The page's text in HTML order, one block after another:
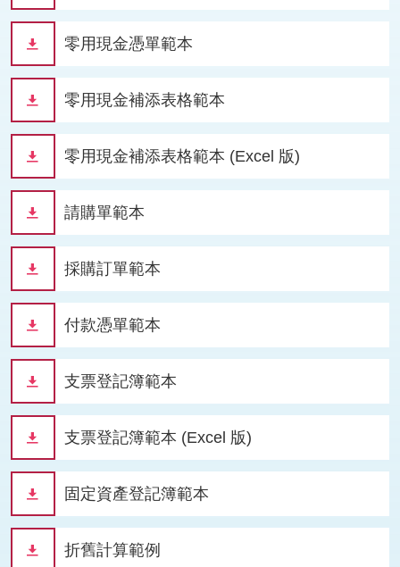
零用現金憑單範本
零用現金補添表格範本
零用現金補添表格範本 (Excel 版)
請購單範本
採購訂單範本
付款憑單範本
支票登記簿範本
支票登記簿範本 (Excel 版)
固定資產登記簿範本
折舊計算範例